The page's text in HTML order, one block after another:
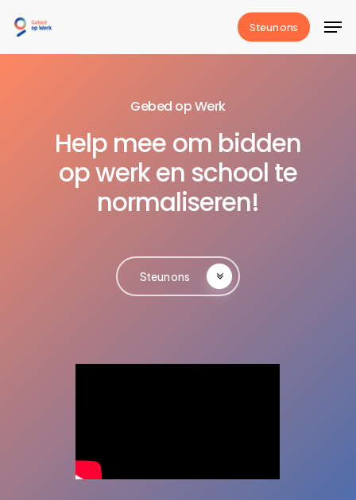
main
Steun ons
Gebed op Werk
Help mee om bidden
opwerken school te
normaliseren!
Steun ons
Close